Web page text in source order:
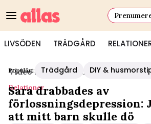
LIVSÖDEN TRÄDGÅRD
Populärt: Trädgård DIY &
Video Start/Relationer
Relationer
Sara drabbades av
förlossningsdepression:
att mitt barn skulle dö